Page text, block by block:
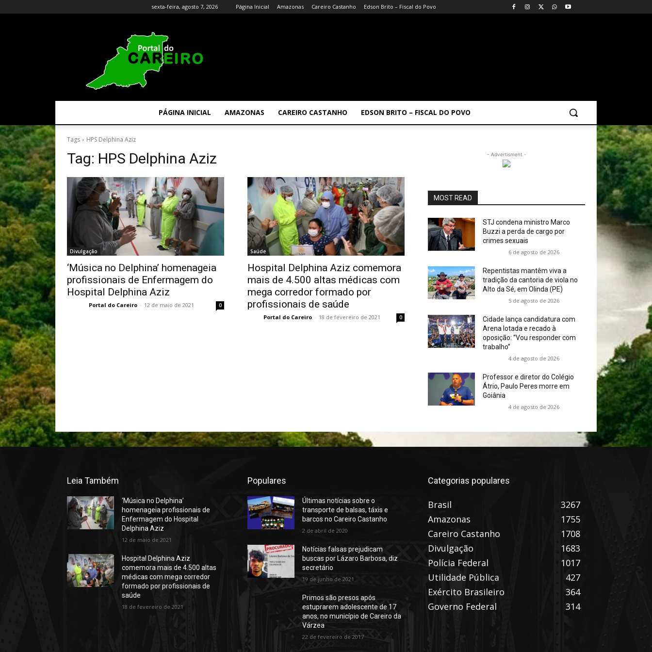
sexta-feira, agosto 7, 2026 Página Inicial Amazonas Careiro Castanho Edson Brito – Fiscal do Povo
PÁGINA INICIAL AMAZONAS CAREIRO CASTANHO EDSON BRITO – FISCAL DO POVO
Tags HPS Delphina Aziz
Tag: HPS Delphina Aziz
Divulgação
‘Música no Delphina’ homenageia
profissionais de Enfermagem do
Hospital Delphina Aziz
Portal do Careiro - 12 de maio de 2021 0
Saúde
Hospital Delphina Aziz comemora
mais de 4.500 altas médicas com
mega corredor formado por
profissionais de saúde
Portal do Careiro - 18 de fevereiro de 2021 0
- Advertisment -
MOST READ
STJ condena ministro Marco
Buzzi a perda de cargo por
crimes sexuais
6 de agosto de 2026
Repentistas mantêm viva a
tradição da cantoria de viola no
Alto da Sé, em Olinda (PE)
5 de agosto de 2026
Cidade lança candidatura com
Arena lotada e recado à
oposição: “Vou responder com
trabalho”
4 de agosto de 2026
Professor e diretor do Colégio
Átrio, Paulo Peres morre em
Goiânia
4 de agosto de 2026
Leia Também
‘Música no Delphina’
homenageia profissionais de
Enfermagem do Hospital
Delphina Aziz
12 de maio de 2021
Hospital Delphina Aziz
comemora mais de 4.500 altas
médicas com mega corredor
formado por profissionais de
saúde
18 de fevereiro de 2021
Populares
Últimas notícias sobre o
transporte de balsas, táxis e
barcos no Careiro Castanho
2 de abril de 2020
Notícias falsas prejudicam
buscas por Lázaro Barbosa, diz
secretário
19 de junho de 2021
Primos são presos após
estuprarem adolescente de 17
anos, no município de Careiro da
Várzea
22 de fevereiro de 2017
Categorias populares
Brasil
3267
Amazonas
1755
Careiro Castanho
1708
Divulgação
1683
Polícia Federal
1017
Utilidade Pública
427
Exército Brasileiro
364
Governo Federal
314